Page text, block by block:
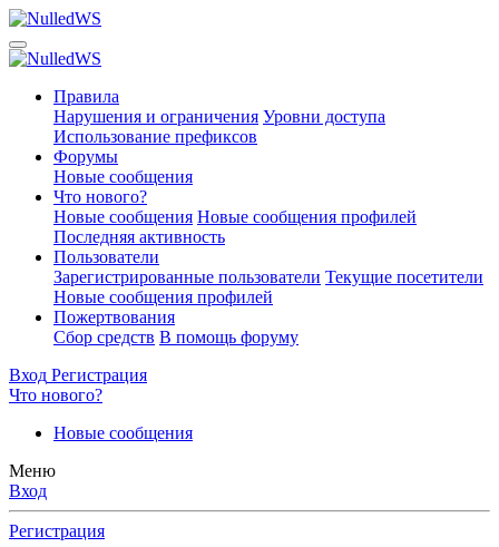
Правила
Нарушения и ограничения Уровни доступа
Использование префиксов
Форумы
Новые сообщения
Что нового?
Новые сообщения Новые сообщения профилей
Последняя активность
Пользователи
Зарегистрированные пользователи Текущие посетители
Новые сообщения профилей
Пожертвования
Сбор средств В помощь форуму
Вход Регистрация
Что нового?
Новые сообщения
Меню
Вход
Регистрация